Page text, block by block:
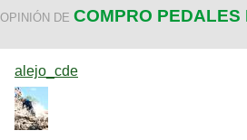
OPINIÓN DE COMPRO PEDALES
alejo_cde